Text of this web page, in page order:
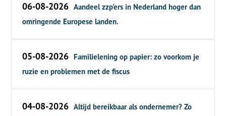
06-08-2026 Aandeel zzp'ers in Nederland hoger dan
omringende Europese landen.
05-08-2026 Familielening op papier: zo voorkom je
ruzie en problemen met de fiscus
04-08-2026 Altijd bereikbaar als ondernemer? Zo